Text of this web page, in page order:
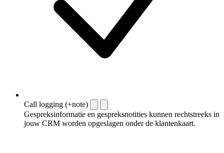
Call logging (+note)
Gespreksinformatie en gespreksnotities kunnen rechtstreeks in
jouw CRM worden opgeslagen onder de klantenkaart.